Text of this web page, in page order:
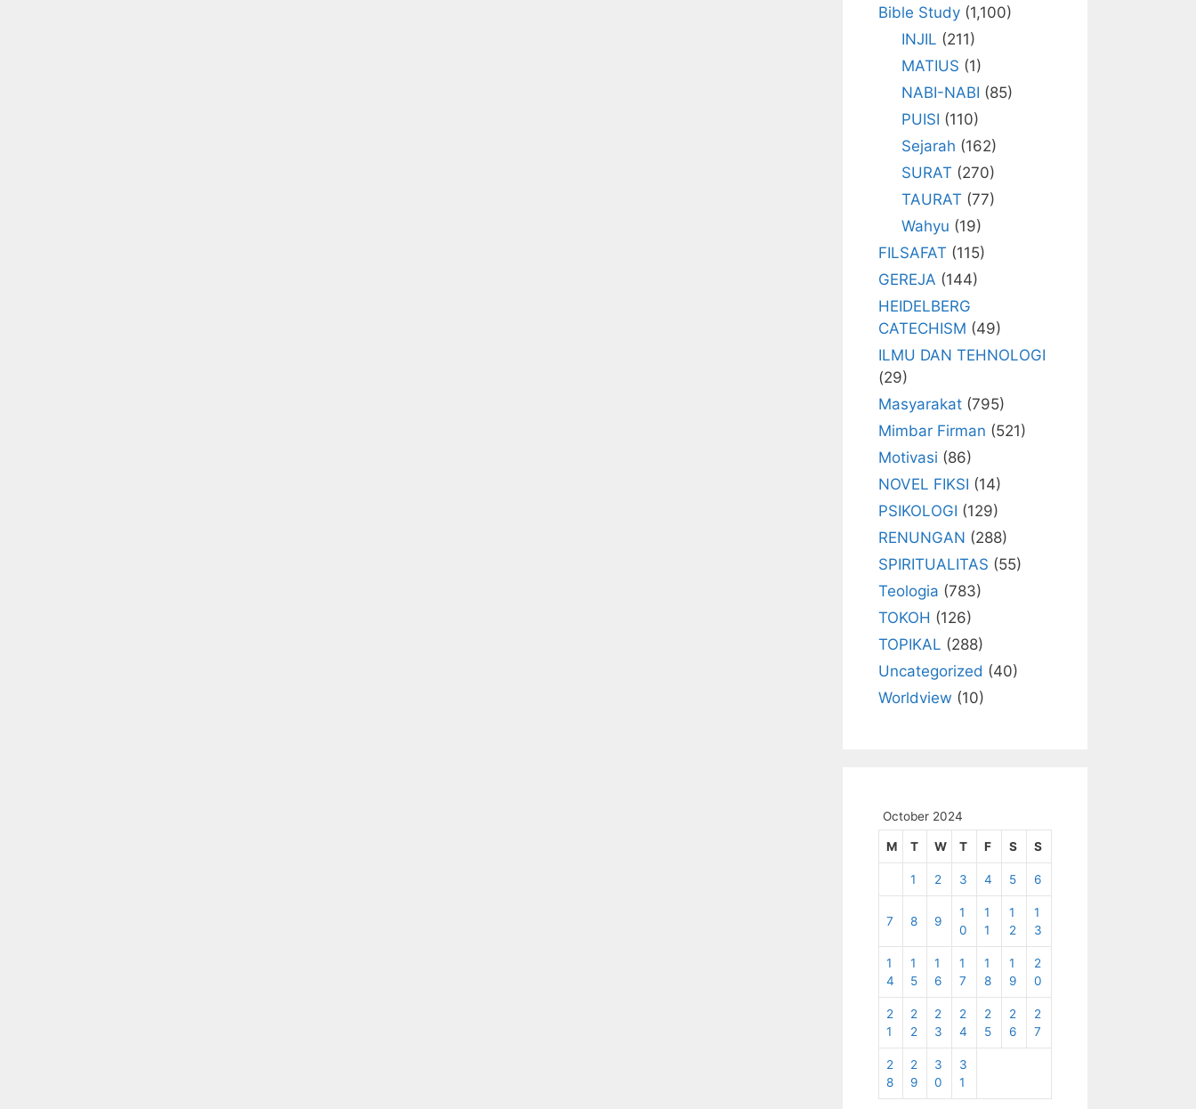
Bible Study (1,100)
INJIL (211)
MATIUS (1)
NABI-NABI (85)
PUISI (110)
Sejarah (162)
SURAT (270)
TAURAT (77)
Wahyu (19)
FILSAFAT (115)
GEREJA (144)
HEIDELBERG
CATECHISM (49)
ILMU DAN TEHNOLOGI
(29)
Masyarakat (795)
Mimbar Firman (521)
Motivasi (86)
NOVEL FIKSI (14)
PSIKOLOGI (129)
RENUNGAN (288)
SPIRITUALITAS (55)
Teologia (783)
TOKOH (126)
TOPIKAL (288)
Uncategorized (40)
Worldview (10)
October 2024
M T W T F S S
1 2 3 4 5 6
7 8 9
1
0
1
1
1
2
1
3
1
4
1
5
1
6
1
7
1
8
1
9
2
0
2
1
2
2
2
3
2
4
2
5
2
6
2
7
2
8
2
9
3
0
3
1